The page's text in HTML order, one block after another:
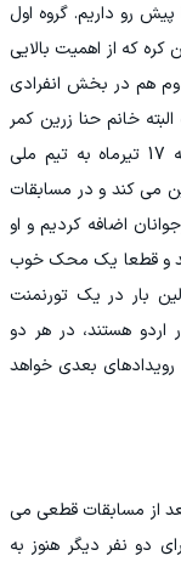
رو داریم. گروه اول
که از اهمیت بالایی
هم در بخش انفرادی
که البته خانم حنا زرین کمر
استثنائا الان در کمپ تیم ملی قزاقستان هست که 17 تیرماه به تیم ملی
می کند و در مسابقات
اضافه کردیم و او
و قطعا یک محک خوب
بار در یک تورنمنت
که الان در اردو هستند، در هر دو
بعدی خواهد
از مسابقات قطعی می
دو نفر دیگر هنوز به